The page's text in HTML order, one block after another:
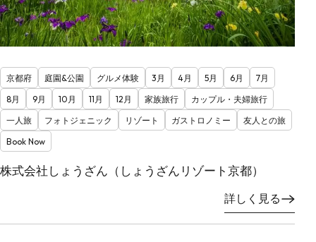
京都府 庭園&公園 グルメ体験 3月 4月 5月 6月
7月
8月
9月 10月 11月 12月 家族旅行
カップル・夫婦旅行
一人旅
フォトジェニック リゾート ガストロノミー
友人との旅
Book Now
株式会社しょうざん（しょうざんリゾート京都）
詳しく見る